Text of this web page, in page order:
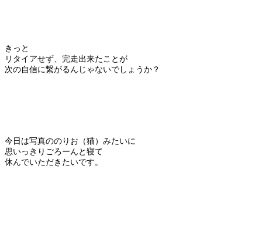
きっと
リタイアせず、完走出来たことが
次の自信に繋がるんじゃないでしょうか？
今日は写真ののりお（猫）みたいに
思いっきりごろーんと寝て
休んでいただきたいです。